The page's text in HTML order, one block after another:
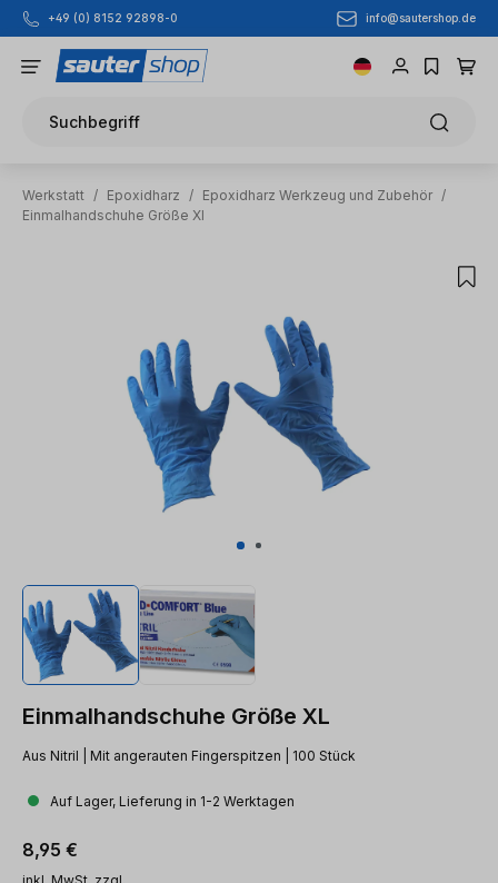
Zum Hauptinhalt springen
+49 (0) 8152 92898-0 info@sautershop.de
Suchbegriff
Werkstatt / Epoxidharz / Epoxidharz Werkzeug und Zubehör /
Einmalhandschuhe Größe Xl
Einmalhandschuhe Größe XL
Aus Nitril | Mit angerauten Fingerspitzen | 100 Stück
Auf Lager, Lieferung in 1-2 Werktagen
Regulärer Preis:
8,95 €